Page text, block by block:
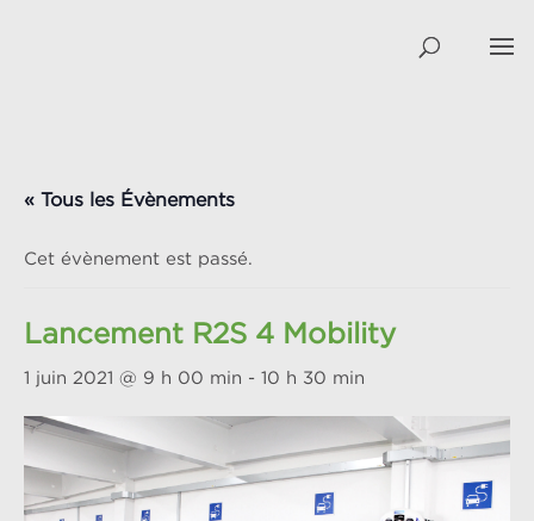
« Tous les Évènements
Cet évènement est passé.
Lancement R2S 4 Mobility
1 juin 2021 @ 9 h 00 min - 10 h 30 min